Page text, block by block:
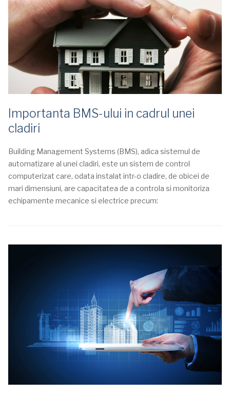
Importanta BMS-ului in cadrul unei
cladiri
Building Management Systems (BMS), adica sistemul de
automatizare al unei cladiri, este un sistem de control
computerizat care, odata instalat intr-o cladire, de obicei de
mari dimensiuni, are capacitatea de a controla si monitoriza
echipamente mecanice si electrice precum: